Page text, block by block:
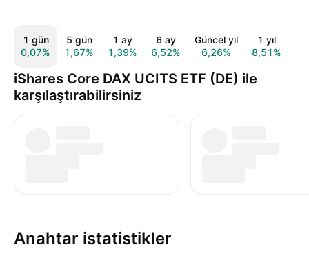
1 gün
0,07%
5 gün
1,67%
1 ay
1,39%
6 ay
6,52%
Güncel yıl
6,26%
1 yıl
8,51%
iShares Core DAX UCITS ETF (DE) ile
karşılaştırabilirsiniz
Anahtar istatistikler